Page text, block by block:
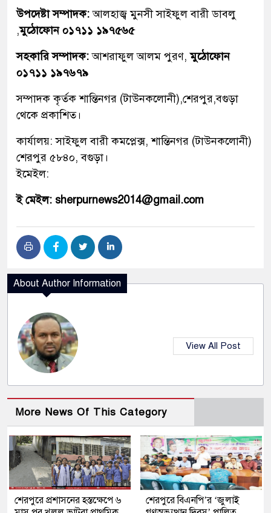
উপদেষ্টা সম্পাদক:আলহাজ্ব মুনসী সাইফুল বারী ডাবলু
,মুঠোফোন ০১৭১১ ১৯৭৫৬৫
সহকারি সম্পাদক:আশরাফুল আলম পুরণ,মুঠোফোন
০১৭১১ ১৯৭৬৭৯
সম্পাদক কৃর্তক শান্তিনগর (টাউনকলোনী),শেরপুর,বগুড়া
থেকে প্রকাশিত।
কার্যালয়: সাইফুল বারী কমপ্লেক্স, শান্তিনগর (টাউনকলোনী)
শেরপুর ৫৮৪০, বগুড়া।
ইমেইল:
ই মেইল: sherpurnews2014@gmail.com
About Author Information
View All Post
More News Of This Category
শেরপুরে প্রশাসনের হস্তক্ষেপে ৬
শেরপুরে বিএনপি’র ‘জুলাই